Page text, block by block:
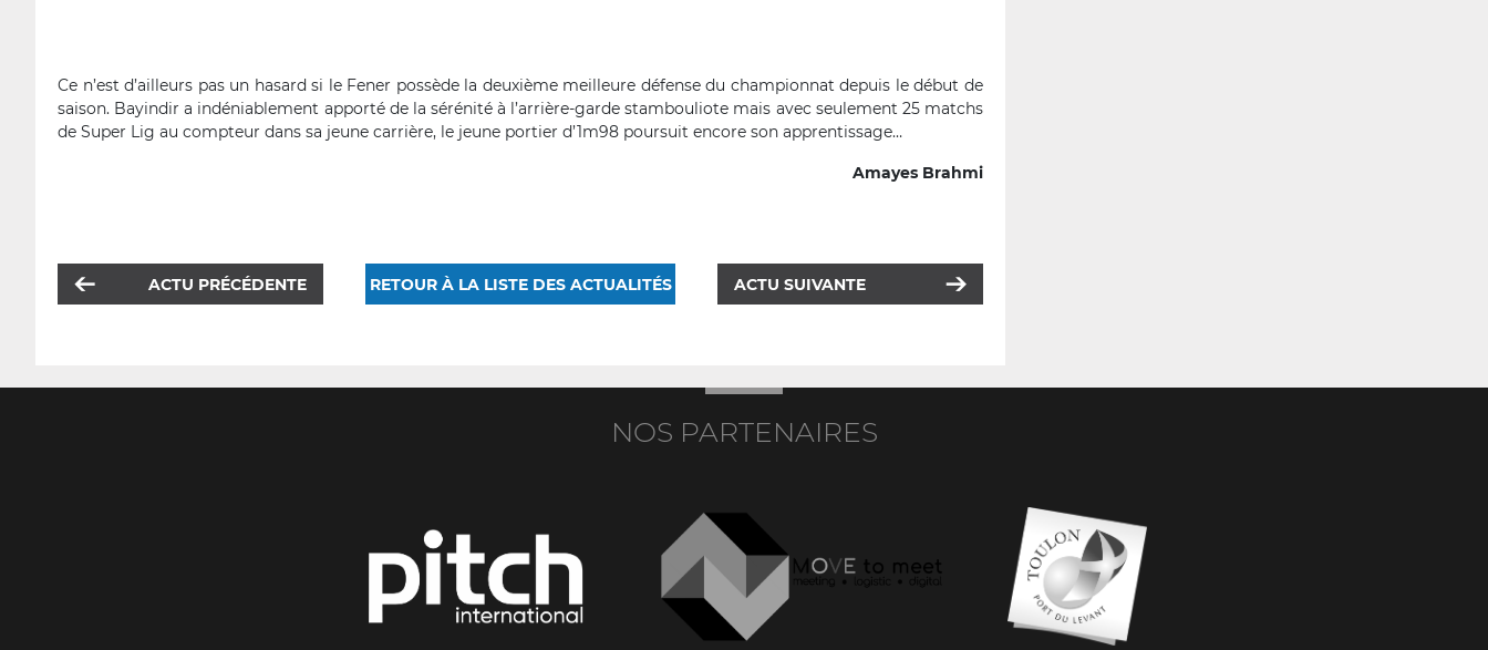
Ce n’est d’ailleurs pas un hasard si le Fener possède la deuxième meilleure défense du championnat depuis le début de
saison. Bayindir a indéniablement apporté de la sérénité à l’arrière-garde stambouliote mais avec seulement 25 matchs
de Super Lig au compteur dans sa jeune carrière, le jeune portier d’1m98 poursuit encore son apprentissage…
Amayes Brahmi
ACTU PRÉCÉDENTE RETOUR À LA LISTE DES ACTUALITÉS ACTU SUIVANTE
NOS PARTENAIRES